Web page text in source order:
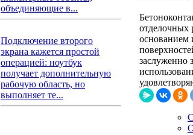
объединяющие в...
Подключение второго
экрана кажется простой
операцией: ноутбук
получает дополнительную
рабочую область, но
выполняет те...
отделочных
основанием
заслуженно